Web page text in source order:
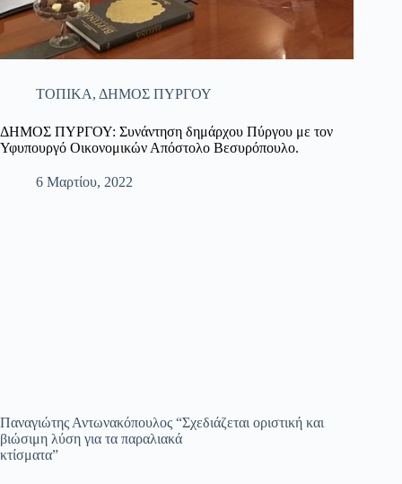
ΤΟΠΙΚΑ, ΔΗΜΟΣ ΠΥΡΓΟΥ
ΔΗΜΟΣ ΠΥΡΓΟΥ: Συνάντηση δημάρχου Πύργου με τον
Υφυπουργό Οικονομικών Απόστολο Βεσυρόπουλο.
6 Μαρτίου, 2022
Παναγιώτης Αντωνακόπουλος “Σχεδιάζεται οριστική και
βιώσιμη λύση για τα παραλιακά
κτίσματα”